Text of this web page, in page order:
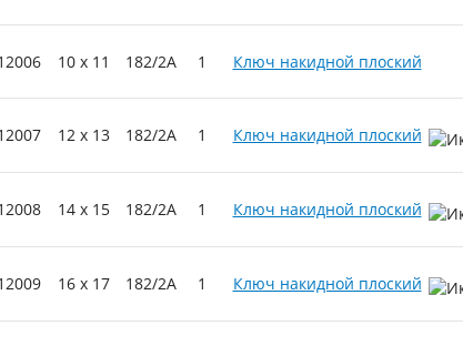
10 x 11 182/2A 1 Ключ накидной плоский
12 x 13 182/2A 1 Ключ накидной плоский
14 x 15 182/2A 1 Ключ накидной плоский
16 x 17 182/2A 1 Ключ накидной плоский